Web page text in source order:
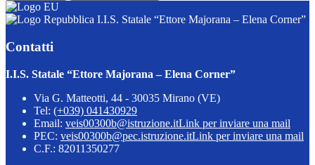
I.I.S. Statale “Ettore Majorana – Elena Corner”
Contatti
I.I.S. Statale “Ettore Majorana – Elena Corner”
Via G. Matteotti, 44 - 30035 Mirano (VE)
Tel: (+039) 041430929
Email: veis00300b@istruzione.itLink per inviare una mail
PEC: veis00300b@pec.istruzione.itLink per inviare una mail
C.F.: 82011350277